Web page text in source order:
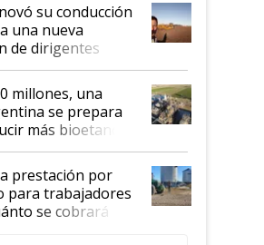
su conducción
una nueva
de dirigentes
millones, una
se prepara
más bioetanol
prestación por
para trabajadores
se cobrará